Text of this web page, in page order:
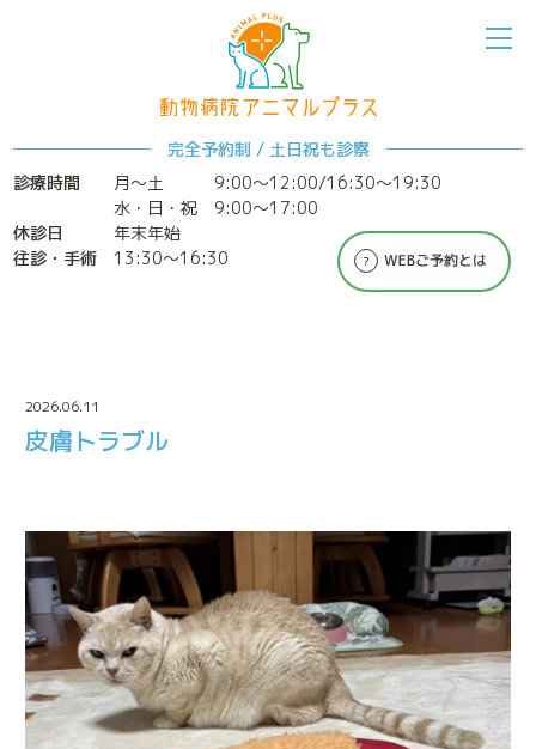
完全予約制 / 土日祝も診察
診療時間
月～土
9:00〜12:00/16:30〜19:30
水・日・祝 9:00〜17:00
休診日
年末年始
往診・手術
13:30〜16:30
ホーム アニマルプラスについて
診療案内
施設案内 診療実績
2026.06.11
皮膚トラブル